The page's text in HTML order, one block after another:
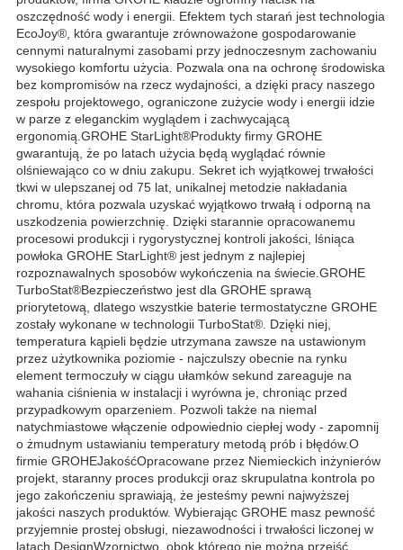
oszczędność wody i energii. Efektem tych starań jest technologia
EcoJoy®, która gwarantuje zrównoważone gospodarowanie
cennymi naturalnymi zasobami przy jednoczesnym zachowaniu
wysokiego komfortu użycia. Pozwala ona na ochronę środowiska
bez kompromisów na rzecz wydajności, a dzięki pracy naszego
zespołu projektowego, ograniczone zużycie wody i energii idzie
w parze z eleganckim wyglądem i zachwycającą
ergonomią.GROHE StarLight®Produkty firmy GROHE
gwarantują, że po latach użycia będą wyglądać równie
olśniewająco co w dniu zakupu. Sekret ich wyjątkowej trwałości
tkwi w ulepszanej od 75 lat, unikalnej metodzie nakładania
chromu, która pozwala uzyskać wyjątkowo trwałą i odporną na
uszkodzenia powierzchnię. Dzięki starannie opracowanemu
procesowi produkcji i rygorystycznej kontroli jakości, lśniąca
powłoka GROHE StarLight® jest jednym z najlepiej
rozpoznawalnych sposobów wykończenia na świecie.GROHE
TurboStat®Bezpieczeństwo jest dla GROHE sprawą
priorytetową, dlatego wszystkie baterie termostatyczne GROHE
zostały wykonane w technologii TurboStat®. Dzięki niej,
temperatura kąpieli będzie utrzymana zawsze na ustawionym
przez użytkownika poziomie - najczulszy obecnie na rynku
element termoczuły w ciągu ułamków sekund zareaguje na
wahania ciśnienia w instalacji i wyrówna je, chroniąc przed
przypadkowym oparzeniem. Pozwoli także na niemal
natychmiastowe włączenie odpowiednio ciepłej wody - zapomnij
o żmudnym ustawianiu temperatury metodą prób i błędów.O
firmie GROHEJakośćOpracowane przez Niemieckich inżynierów
projekt, staranny proces produkcji oraz skrupulatna kontrola po
jego zakończeniu sprawiają, że jesteśmy pewni najwyższej
jakości naszych produktów. Wybierając GROHE masz pewność
przyjemnie prostej obsługi, niezawodności i trwałości liczonej w
latach.DesignWzornictwo, obok którego nie można przejść